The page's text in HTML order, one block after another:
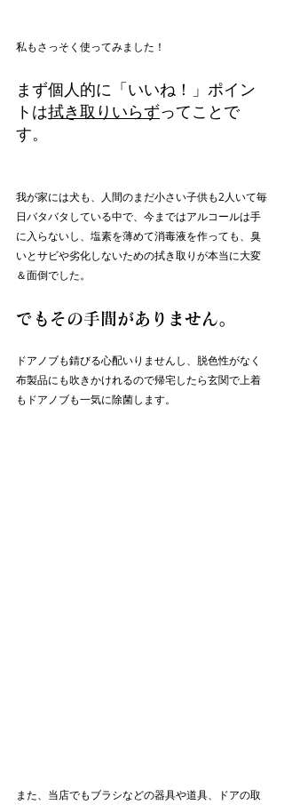
私もさっそく使ってみました！
まず個人的に「いいね！」ポイン
トは拭き取りいらずってことで
す。
我が家には犬も、人間のまだ小さい子供も2人いて毎
日バタバタしている中で、今まではアルコールは手
に入らないし、塩素を薄めて消毒液を作っても、臭
いとサビや劣化しないための拭き取りが本当に大変
＆面倒でした。
でもその手間がありません。
ドアノブも錆びる心配いりませんし、脱色性がなく
布製品にも吹きかけれるので帰宅したら玄関で上着
もドアノブも一気に除菌します。
また、当店でもブラシなどの器具や道具、ドアの取